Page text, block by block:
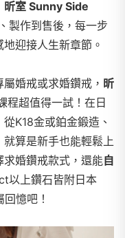
昕室 Sunny Side
作到售後，每一步
迎接人生新章節。
婚戒或求婚鑽戒， 昕
程超值得一試！在日
K18金或鉑金鍛造、
算是新手也能輕鬆上
婚鑽戒款式，還能自
以上鑽石皆附日本
憶吧！